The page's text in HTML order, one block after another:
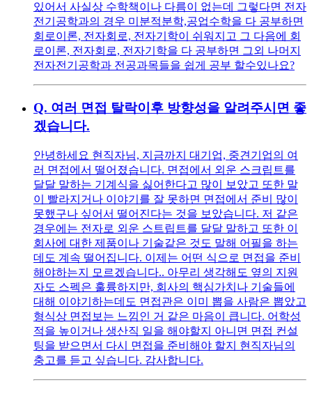
있어서 사실상 수학책이나 다름이 없는데 그렇다면 전자
전기공학과의 경우 미분적분학,공업수학을 다 공부하면
회로이론, 전자회로, 전자기학이 쉬워지고 그 다음에 회
로이론, 전자회로, 전자기학을 다 공부하면 그외 나머지
전자전기공학과 전공과목들을 쉽게 공부 할수있나요?
Q. 여러 면접 탈락이후 방향성을 알려주시면 좋
겠습니다.
안녕하세요 현직자님, 지금까지 대기업, 중견기업의 여
러 면접에서 떨어졌습니다. 면접에서 외운 스크립트를
달달 말하는 기계식을 싫어한다고 많이 보았고 또한 말
이 빨라지거나 이야기를 잘 못하면 면접에서 준비 많이
못했구나 싶어서 떨어진다는 것을 보았습니다. 저 같은
경우에는 전자로 외운 스트립트를 달달 말하고 또한 이
회사에 대한 제품이나 기술같은 것도 말해 어필을 하는
데도 계속 떨어집니다. 이제는 어떤 식으로 면접을 준비
해야하는지 모르겠습니다.. 아무리 생각해도 옆의 지원
자도 스펙은 훌륭하지만, 회사의 핵심가치나 기술들에
대해 이야기하는데도 면접관은 이미 뽑을 사람은 뽑았고
형식상 면접보는 느낌인 거 같은 마음이 큽니다. 어학성
적을 높이거나 생산직 일을 해야할지 아니면 면접 컨설
팅을 받으면서 다시 면접을 준비해야 할지 현직자님의
충고를 듣고 싶습니다. 감사합니다.